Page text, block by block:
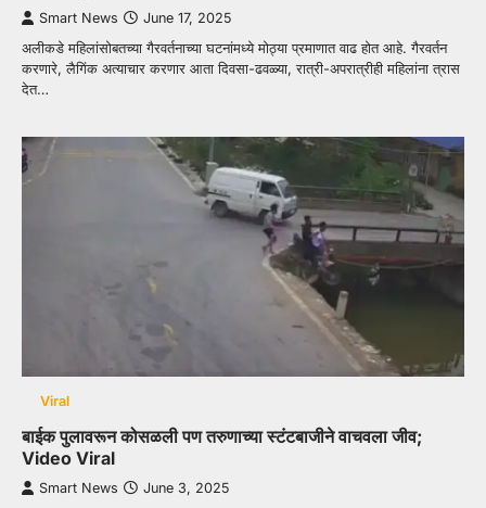
Smart News June 17, 2025
अलीकडे महिलांसोबतच्या गैरवर्तनाच्या घटनांमध्ये मोठ्या प्रमाणात वाढ होत आहे. गैरवर्तन
करणारे, लैगिंक अत्याचार करणार आता दिवसा-ढवळ्या, रात्री-अपरात्रीही महिलांना त्रास
देत…
Viral
बाईक पुलावरून कोसळली पण तरुणाच्या स्टंटबाजीने वाचवला जीव;
Video Viral
Smart News June 3, 2025